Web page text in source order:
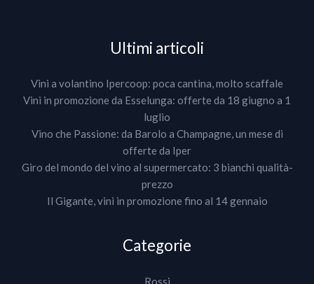
Ultimi articoli
Vini a volantino Ipercoop: poca cantina, molto scaffale
Vini in promozione da Esselunga: offerte da 18 giugno a 1
luglio
Vino che Passione: da Barolo a Champagne, un mese di
offerte da Iper
Giro del mondo del vino al supermercato: 3 bianchi qualità-
prezzo
Il Gigante, vini in promozione fino al 14 gennaio
Categorie
Rossi